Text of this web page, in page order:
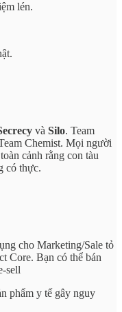
lén.
và Silo. Team
Chemist. Mọi người
cảnh rằng con tàu
có thực.
cho Marketing/Sale tỏ
Core. Bạn có thể bán
sell
phẩm y tế gây nguy